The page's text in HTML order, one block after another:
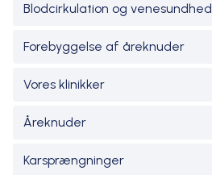
Blodcirkulation og venesundhed
Forebyggelse af åreknuder
Vores klinikker
Åreknuder
Karsprængninger